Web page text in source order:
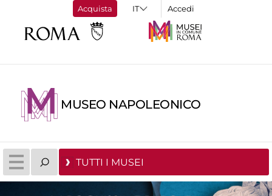
Acquista Accedi
MUSEO NAPOLEONICO
TUTTI I MUSEI